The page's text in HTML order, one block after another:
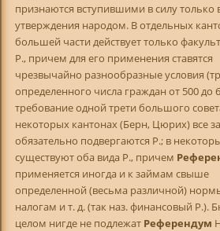
признаются вступившими в силу только
утверждения народом. В отдельных
большей части действует только
Р., причем для его применения ставятся
чрезвычайно разнообразные условия
определенного числа граждан от 500 до
требование одной трети большого
некоторых кантонах (Берн, Цюрих) все
обязательно подвергаются Р.; в
существуют оба вида Р., причем
применяется иногда и к займам свыше
определенной (весьма различной)
налогам и т. д. (так наз. финансовый Р.).
целом нигде не подлежат Референдум